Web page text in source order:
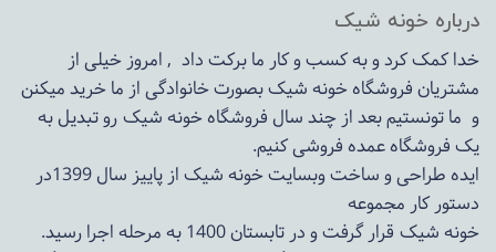
درباره خونه شیک
خدا کمک کرد و به کسب و کار ما برکت داد , امروز خیلی از
مشتریان فروشگاه خونه شیک بصورت خانوادگی از ما خرید میکنن
و ما تونستیم بعد از چند سال فروشگاهخونه شیکرو تبدیل به
یک فروشگاه عمده فروشی کنیم.
ایده طراحی و ساخت وبسایت خونه شیک از پاییز سال 1399در
دستور کار مجموعه
خونه شیک قرار گرفت و در تابستان 1400 به مرحله اجرا رسید.